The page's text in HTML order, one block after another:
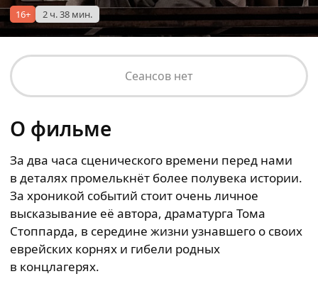
16+ 2 ч. 38 мин.
Сеансов нет
О фильме
За два часа сценического времени перед нами
в деталях промелькнёт более полувека истории.
За хроникой событий стоит очень личное
высказывание её автора, драматурга Тома
Стоппарда, в середине жизни узнавшего о своих
еврейских корнях и гибели родных
в концлагерях.